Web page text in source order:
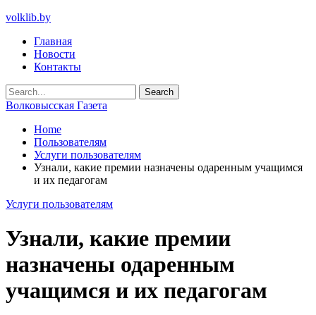
volklib.by
Главная
Новости
Контакты
Волковысская Газета
Home
Пользователям
Услуги пользователям
Узнали, какие премии назначены одаренным учащимся
и их педагогам
Услуги пользователям
Узнали, какие премии
назначены одаренным
учащимся и их педагогам